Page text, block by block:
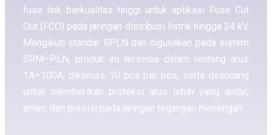
fuse link berkualitas tinggi untuk aplikasi Fuse Cut
Out (FCO) pada jaringan distribusi listrik hingga 24 kV.
Mengikuti standar SPLN dan digunakan pada sistem
SRM–PLN, produk ini tersedia dalam rentang arus
1A–100A, dikemas 10 pcs per box, serta dirancang
untuk memberikan proteksi arus lebih yang andal,
aman, dan presisi pada jaringan tegangan menengah.